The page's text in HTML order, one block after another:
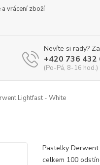
a vrácení zboží
Nevíte si rady?
+420 736 432
(Po-Pá, 8-16 hod.)
Lightfast - White
Pastelky
celkem 100